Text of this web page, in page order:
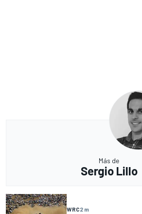
Más de
Sergio Lillo
WRC2 m